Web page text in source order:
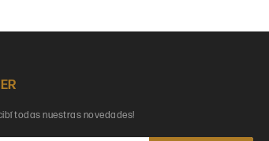
todas nuestras novedades!